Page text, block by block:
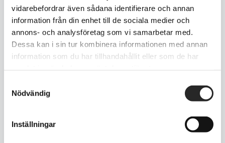
vidarebefordrar även sådana identifierare och annan
information från din enhet till de sociala medier och
annons- och analysföretag som vi samarbetar med.
Dessa kan i sin tur kombinera informationen med annan
information som du har tillhandahållit eller som de har
Nödvändig
Inställningar
08-643 34 51
070 886 32 62